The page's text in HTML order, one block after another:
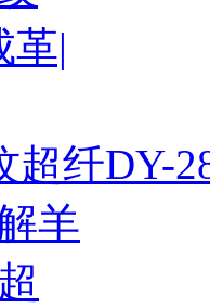
超纤DY-